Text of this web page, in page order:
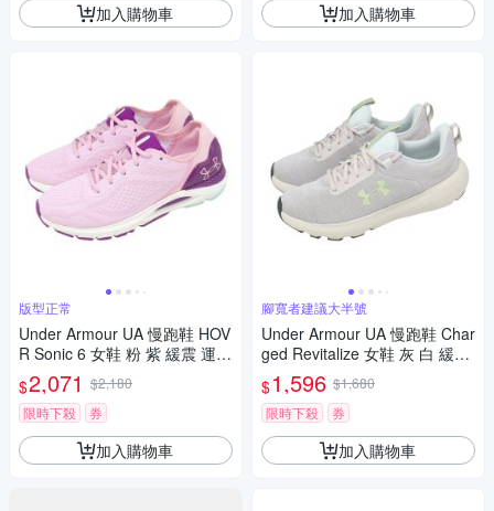
加入購物車
版型正常
Under Armour UA 慢跑鞋 HOV
R Sonic 6 女鞋 粉 紫 緩震 運動
鞋 3026128603
$2,071 $2,180
限時下殺
券
加入購物車
加入購物車
腳寬者建議大半號
Under Armour UA 慢跑鞋 Char
ged Revitalize 女鞋 灰 白 緩震
運動鞋 3026683104
$1,596 $1,680
限時下殺
券
加入購物車